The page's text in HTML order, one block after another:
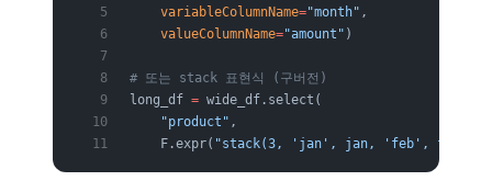
    variableColumnName
="month" ,
    valueColumnName
="amount" )
# 또는 stack 표현식 (구버전)
long_df = wide_df.select(
    "product"
,
    F.expr(
"stack(3, 'jan', jan, 'feb', feb,